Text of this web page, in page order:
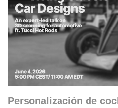
Personalización de